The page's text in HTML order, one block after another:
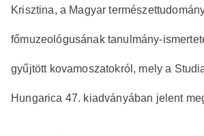
Krisztina, a Magyar
főmuzeológusának tanulmány-
gyűjtött kovamoszatokról, mely a
Hungarica 47. kiadványában jelent